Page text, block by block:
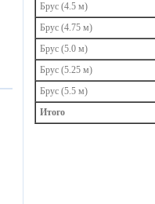
Брус (4.5 м)
Брус (4.75 м)
Брус (5.0 м)
Брус (5.25 м)
Брус (5.5 м)
Итого